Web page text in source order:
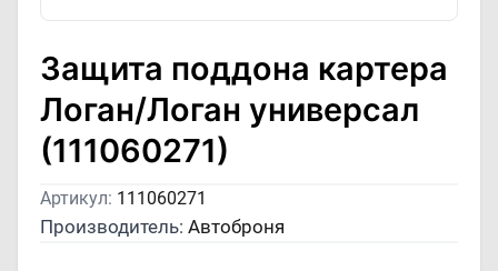
Защита поддона картера
Логан/Логан универсал
(111060271)
Артикул: 111060271
Производитель: Автоброня